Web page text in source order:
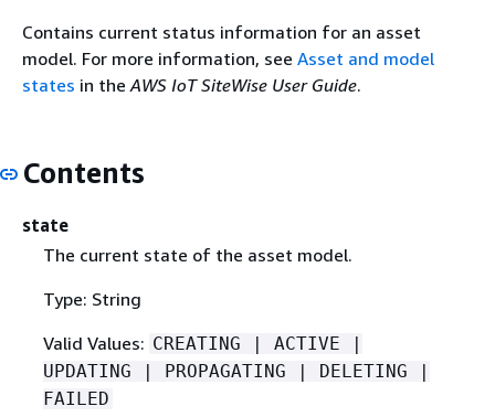
Contains current status information for an asset
model. For more information, see Asset and model
states in theAWS IoT SiteWise User Guide.
Contents
state
The current state of the asset model.
Type: String
Valid Values: CREATING | ACTIVE |
UPDATING | PROPAGATING | DELETING |
FAILED